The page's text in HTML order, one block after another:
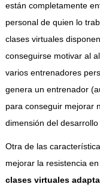
están completamente
personal de quien lo
clases virtuales
conseguirse motivar al
varios entrenadores
genera un entrenador
para conseguir mejorar
dimensión del
Otra de las
mejorar la resistencia
clases virtuales